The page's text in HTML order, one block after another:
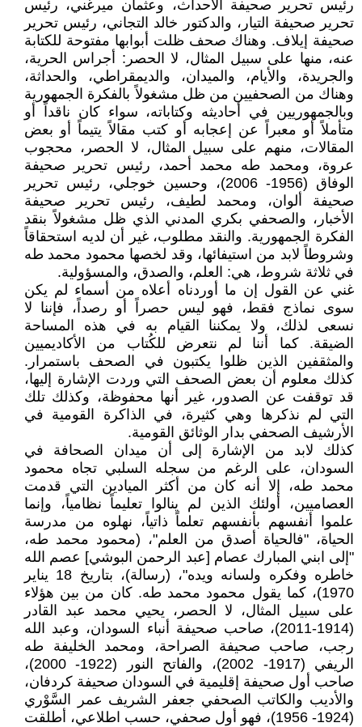
رئيس تحرير صحيفة الأحداث، وعثمان ميرغني، رئيس
تحرير صحيفة التيار، والدكتور خالد التجاني، رئيس تحرير
صحيفة إيلاف. وهناك صحف ظلت أبوابها مفتوحة للكتابة
عنه، منها على سبيل المثال، لا الحصر: أجراس الحرية،
والجريدة، والأيام، والميدان، والديمقراطي، والحداثة،
وهناك من الصحفيين من ظل مشغولاً بالفكرة الجمهورية
وبالجمهوريين في أحاديثه وكتاباته، سواء كان ناقداً أو
متأملاً أو معبراً عن إعجابه أو كتب مقالاً يتيماً أو بعض
المقالات، منهم على سبيل المثال، لا الحصر، محجوب
عروة، ومحمد طه محمد أحمد، رئيس تحرير صحيفة
الوفاق (1956- 2006)، وحسين خوجلي، رئيس تحرير
صحيفة ألوان، ومحمد لطيف، رئيس تحرير صحيفة
الأخبار، والصحفي بكري المدني الذي ظل مشغولاً بنقد
الفكرة الجمهورية. والنقد مطلوب، غير أن لديه استحقاقاً
وشروطاً لابد من استيفائها، وقد لخصها محمود محمد طه
في ثلاثة شروط، هي: العلم، والصدق، والمسؤولية.
غني عن القول إن ما أوردناه أعلاه من أسماء لم يكن
سوى نماذج فقط، فهو ليس حصراً أو رصداً، فإننا لا
نسعى لذلك، ولا يمكننا القيام به في هذه المساحة
الضيقة. كما أننا لم نتعرض للكُتاب من الأكاديميين
والمثقفين الذين ظلوا يكتبون في الصحف باستمرار.
كذلك معلوم أن بعض الصحف التي وردت الإشارة إليها،
قد توقفت عن الصدور، غير أنها محفوظة، وكذلك تلك
التي لم نذكرها وهي كثيرة، في الذاكرة القومية في
الأرشيف الصحفي بدار الوثائق القومية.
كذلك لابد من الإشارة إلى أن ميدان الصحافة في
السودان، على الرغم من سجله السلبي تجاه محمود
محمد طه، إلا أنه كان من أكثر الميادين التي قدمت
العصاميين، أولئك الذين لم ينالوا تعليماً نظامياً، وإنما
علموا أنفسهم بأنفسهم تعلماً ذاتياً، نهلوه من مدرسة
الحياة، "فالحياة أصدق من العلم"، (محمود محمد طه،
"إلى ابني المبارك عصام [عبد الرحمن البوشي] عصم الله
خاطره وفكره ولسانه ويده"، (رسالة)، بتاريخ 18 يناير
1970)، كما يقول محمود محمد طه. كان من بين هؤلاء
على سبيل المثال، لا الحصر، يحيي محمد عبد القادر
(1914-2011)، صاحب صحيفة أنباء السودان، وعبد الله
رجب، صاحب صحيفة الصراحة، ومحمد الخليفة طه
الريفي (1917- 2002)، والفاتح النور (1922- 2000)،
صاحب أول صحيفة إقليمية في السودان صحيفة كردفان،
والأديب والكاتب الصحفي جعفر الشريف عمر السَّوْري
(1924- 1956)، فهو أول صحفي، حسب اطلاعي، أطلقت